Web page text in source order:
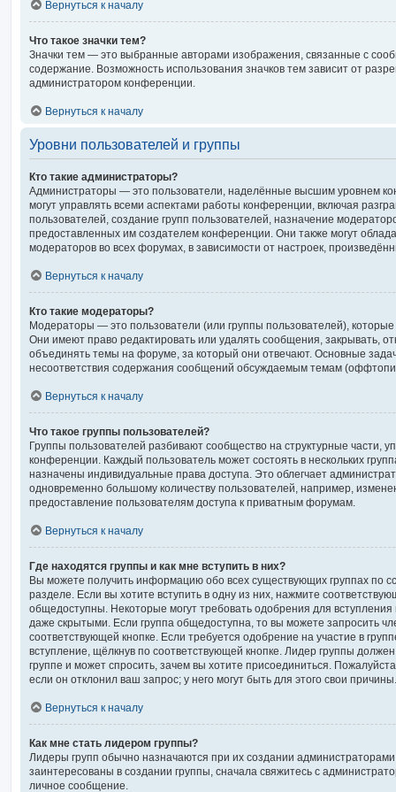
Вернуться к началу
Что такое значки тем?
Значки тем — это выбранные авторами изображения, связанные с
содержание. Возможность использования значков тем зависит от
администратором конференции.
Вернуться к началу
Уровни пользователей и группы
Кто такие администраторы?
Администраторы — это пользователи, наделённые высшим уровнем
могут управлять всеми аспектами работы конференции, включая
пользователей, создание групп пользователей, назначение
предоставленных им создателем конференции. Они также могут
модераторов во всех форумах, в зависимости от настроек,
Вернуться к началу
Кто такие модераторы?
Модераторы — это пользователи (или группы пользователей),
Они имеют право редактировать или удалять сообщения, закрывать,
объединять темы на форуме, за который они отвечают. Основные
несоответствия содержания сообщений обсуждаемым темам
Вернуться к началу
Что такое группы пользователей?
Группы пользователей разбивают сообщество на структурные части,
конференции. Каждый пользователь может состоять в нескольких
назначены индивидуальные права доступа. Это облегчает
одновременно большому количеству пользователей, например,
предоставление пользователям доступа к приватным форумам.
Вернуться к началу
Где находятся группы и как мне вступить в них?
Вы можете получить информацию обо всех существующих группах по
разделе. Если вы хотите вступить в одну из них, нажмите
общедоступны. Некоторые могут требовать одобрения для
даже скрытыми. Если группа общедоступна, то вы можете запросить
соответствующей кнопке. Если требуется одобрение на участие в
вступление, щёлкнув по соответствующей кнопке. Лидер группы
группе и может спросить, зачем вы хотите присоединиться.
если он отклонил ваш запрос; у него могут быть для этого свои причины.
Вернуться к началу
Как мне стать лидером группы?
Лидеры групп обычно назначаются при их создании
заинтересованы в создании группы, сначала свяжитесь с
личное сообщение.